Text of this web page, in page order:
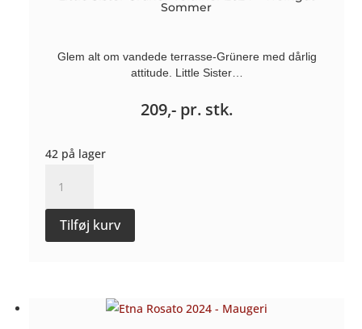
Sommer
Glem alt om vandede terrasse-Grünere med dårlig
attitude. Little Sister…
209,- pr. stk.
42 på lager
Sister
Grüner
Veltliner
Tilføj kurv